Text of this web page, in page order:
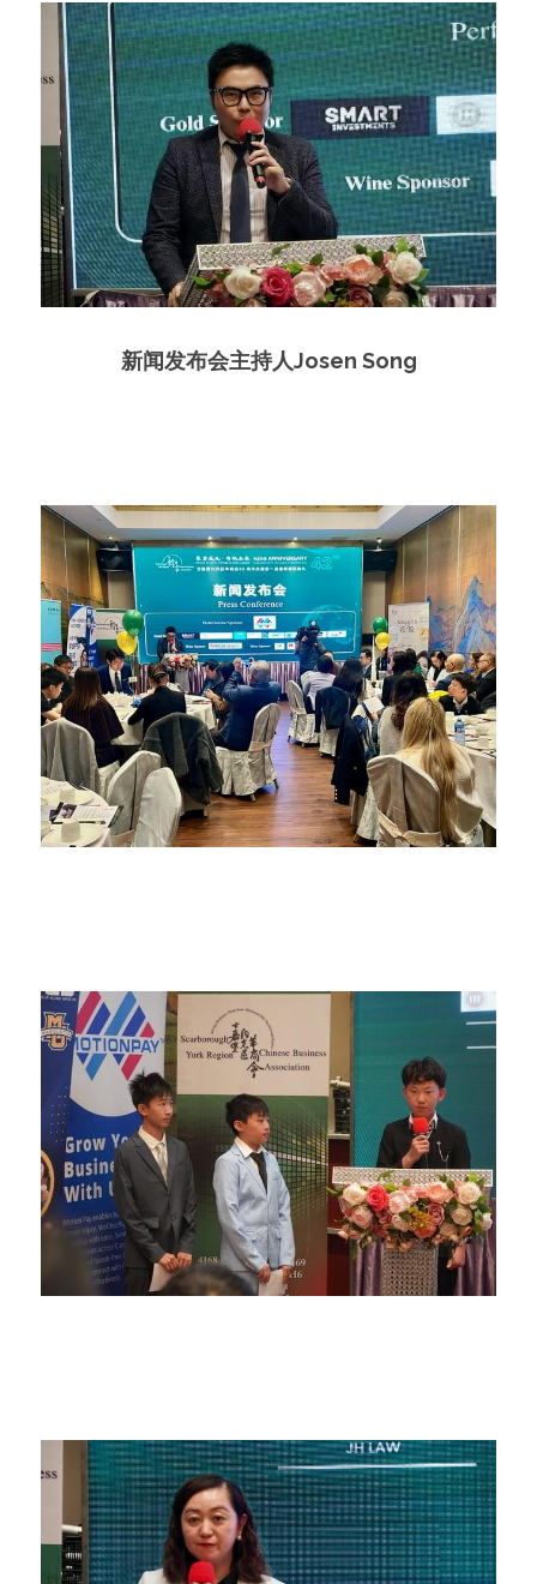
新闻发布会主持人Josen Song